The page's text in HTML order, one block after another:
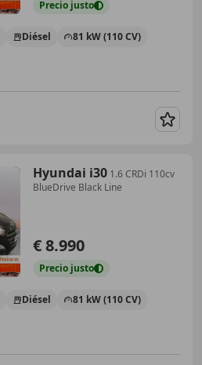
Precio justo
Diésel 81 kW (110 CV)
Hyundai i30 1.6 CRDi 110cv
BlueDrive Black Line
€ 8.990
Precio justo
Diésel 81 kW (110 CV)